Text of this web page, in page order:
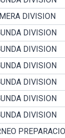
DIVISION
DIVISION
DIVISION
DIVISION
DIVISION
DIVISION
DIVISION